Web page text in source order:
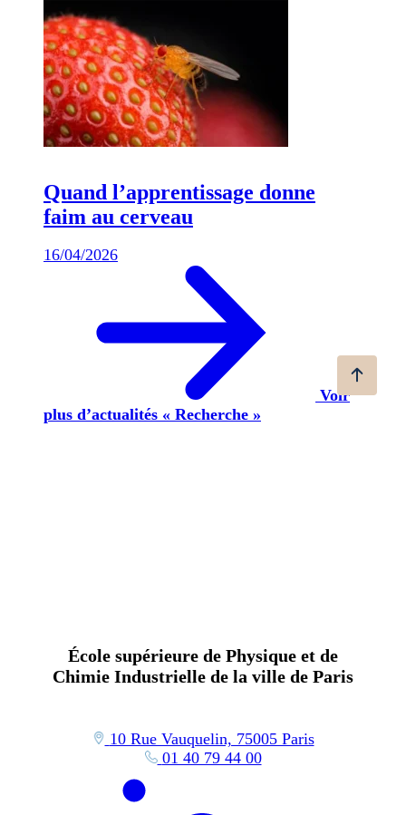
Quand l’apprentissage donne
faim au cerveau
16/04/2026
Voir
plus d’actualités « Recherche »
École supérieure de Physique et de
Chimie Industrielle de la ville de Paris
10 Rue Vauquelin, 75005 Paris
01 40 79 44 00